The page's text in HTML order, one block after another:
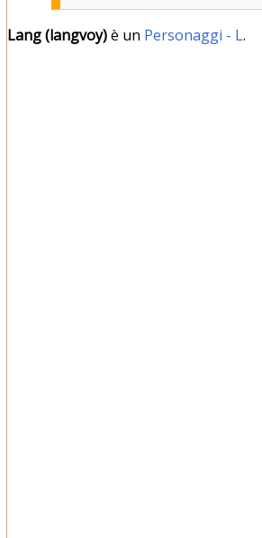
Lang (langvoy)è un Personaggi - L.